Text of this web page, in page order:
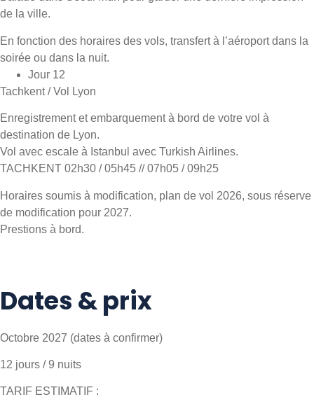
de la ville.
En fonction des horaires des vols, transfert à l’aéroport dans la
soirée ou dans la nuit.
Jour 12
Tachkent / Vol Lyon
Enregistrement et embarquement à bord de votre vol à
destination de Lyon.
Vol avec escale à Istanbul avec Turkish Airlines.
TACHKENT 02h30 / 05h45 // 07h05 / 09h25
Horaires soumis à modification, plan de vol 2026, sous réserve
de modification pour 2027.
Prestions à bord.
Dates & prix
Octobre 2027 (dates à confirmer)
12 jours / 9 nuits
TARIF ESTIMATIF :